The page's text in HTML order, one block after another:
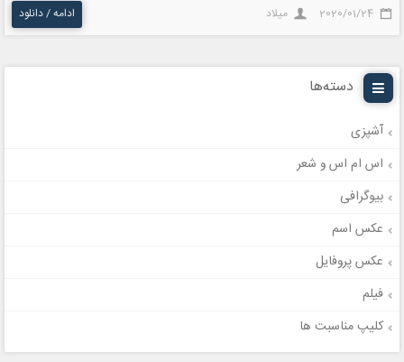
2020/01/24 میلاد ادامه / دانلود
دسته‌ها
آشپزی
اس ام اس و شعر
بیوگرافی
عکس اسم
عکس پروفایل
فیلم
کلیپ مناسبت ها